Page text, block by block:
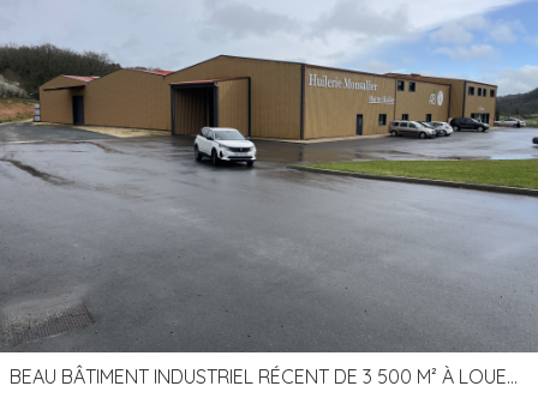
BEAU BÂTIMENT INDUSTRIEL RÉCENT DE 3 500 M² À LOUER OU VENDRE PROCHE PÉRIGUEUX (24)